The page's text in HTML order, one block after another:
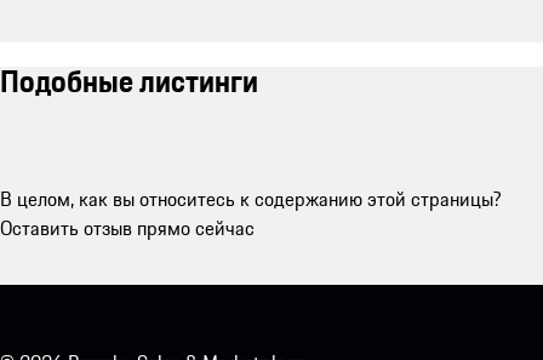
Подобные листинги
В целом, как вы относитесь к содержанию этой страницы?
Оставить отзыв прямо сейчас